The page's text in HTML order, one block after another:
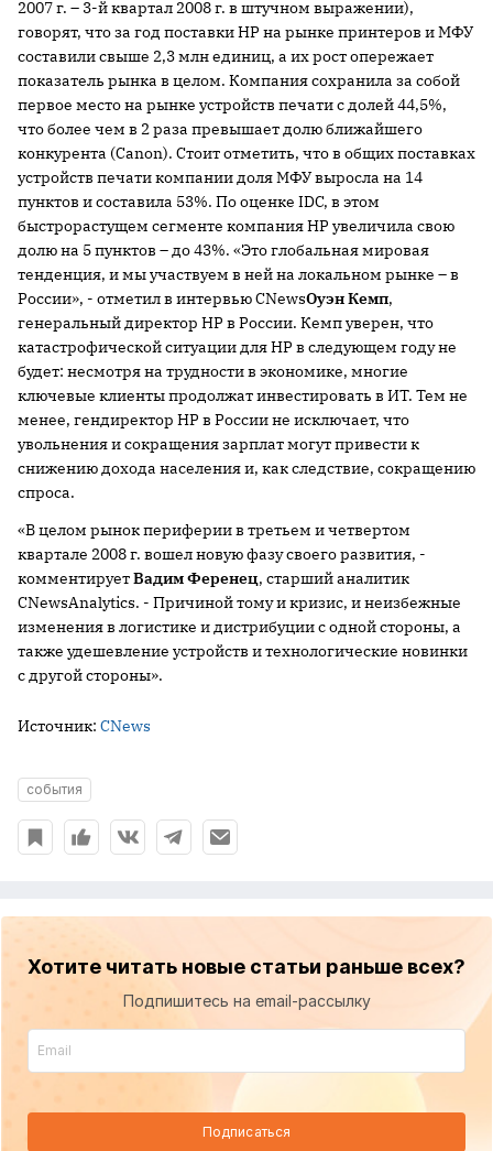
2007 г. – 3-й квартал2008 г. в штучном выражении),
говорят, что за год поставки НР на рынке принтеров и МФУ
составили свыше 2,3 млн единиц, а их рост опережает
показатель рынка в целом. Компания сохранила за собой
первое место на рынке устройств печати с долей 44,5%,
что более чем в 2 раза превышает долю ближайшего
конкурента (Canon). Стоит отметить, что в общих поставках
устройств печати компании доля МФУ выросла на 14
пунктов и составила 53%. По оценке IDC, в этом
быстрорастущем сегменте компания HP увеличила свою
долю на 5 пунктов – до 43%. «Это глобальная мировая
тенденция, и мы участвуем в ней на локальном рынке – в
России», - отметил в интервью CNewsОуэн Кемп,
генеральный директор HP в России. Кемп уверен, что
катастрофической ситуации для HP в следующем году не
будет: несмотря на трудности в экономике, многие
ключевые клиенты продолжат инвестировать в ИТ. Тем не
менее, гендиректор HP в России не исключает, что
увольнения и сокращения зарплат могут привести к
снижению дохода населения и, как следствие, сокращению
спроса.
«В целом рынок периферии в третьем и четвертом
квартале 2008 г. вошел новую фазу своего развития, -
комментируетВадим Ференец, старший аналитик
CNewsAnalytics. - Причиной тому и кризис, и неизбежные
изменения в логистике и дистрибуции с одной стороны, а
также удешевление устройств и технологические новинки
с другой стороны».
Источник: CNews
события
Хотите читать новые статьи раньше всех?
Подпишитесь на email-рассылку
Подписаться